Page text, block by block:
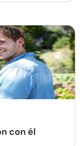
con él